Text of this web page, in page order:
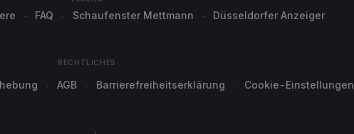
FAQ Schaufenster Mettmann Düsseldorfer Anzeiger
RECHTLICHES
AGB Barrierefreiheitserklärung Cookie-Einstellungen